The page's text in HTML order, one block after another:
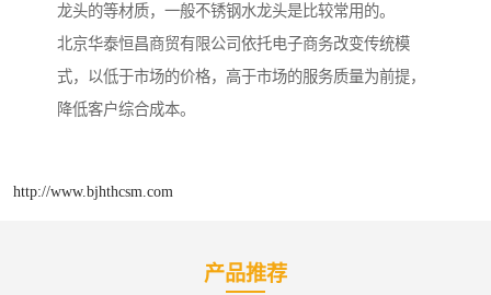
龙头的等材质，一般不锈钢水龙头是比较常用的。
北京华泰恒昌商贸有限公司依托电子商务改变传统模
式，以低于市场的价格，高于市场的服务质量为前提，
降低客户综合成本。
http://www.bjhthcsm.com
产品推荐